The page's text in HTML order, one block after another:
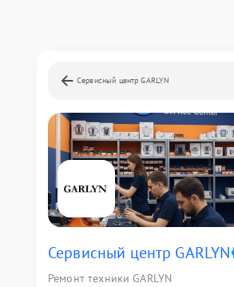
Сервисный центр GARLYN
Сервисный центр GARLYN
Ремонт техники GARLYN